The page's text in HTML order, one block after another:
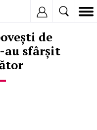
de
au sfârșit